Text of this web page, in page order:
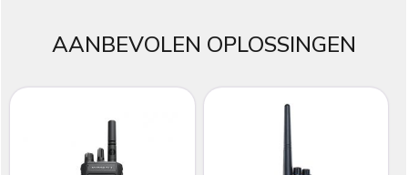
AANBEVOLEN OPLOSSINGEN